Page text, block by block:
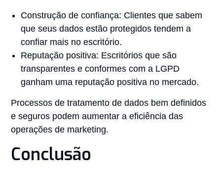
Construção de confiança: Clientes que sabem
que seus dados estão protegidos tendem a
confiar mais no escritório.
Reputação positiva: Escritórios que são
transparentes e conformes com a LGPD
ganham uma reputação positiva no mercado.
Processos de tratamento de dados bem definidos
e seguros podem aumentar a eficiência das
operações de marketing.
Conclusão